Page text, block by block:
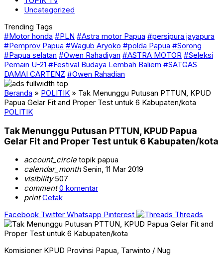
Uncategorized
Trending Tags
#Motor honda #PLN #Astra motor Papua #persipura jayapura
#Pemprov Papua #Wagub Aryoko #polda Papua #Sorong
#Papua selatan #Owen Rahadiyan #ASTRA MOTOR #Seleksi
Pemain U-21 #Festival Budaya Lembah Baliem #SATGAS
DAMAI CARTENZ #Owen Rahadian
Beranda » POLITIK » Tak Menunggu Putusan PTTUN, KPUD
Papua Gelar Fit and Proper Test untuk 6 Kabupaten/kota
POLITIK
Tak Menunggu Putusan PTTUN, KPUD Papua
Gelar Fit and Proper Test untuk 6 Kabupaten/kota
account_circletopik papua
calendar_monthSenin, 11 Mar 2019
visibility507
comment 0 komentar
print Cetak
Facebook Twitter Whatsapp Pinterest Threads
Komisioner KPUD Provinsi Papua, Tarwinto / Nug